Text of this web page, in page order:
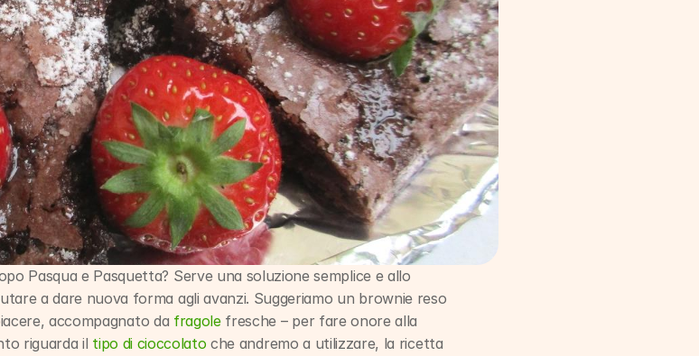
Pasqua e Pasquetta? Serve una soluzione semplice e allo
a dare nuova forma agli avanzi. Suggeriamo un brownie reso
accompagnato da fragole fresche – per fare onore alla
riguarda il tipo di cioccolato che andremo a utilizzare, la ricetta